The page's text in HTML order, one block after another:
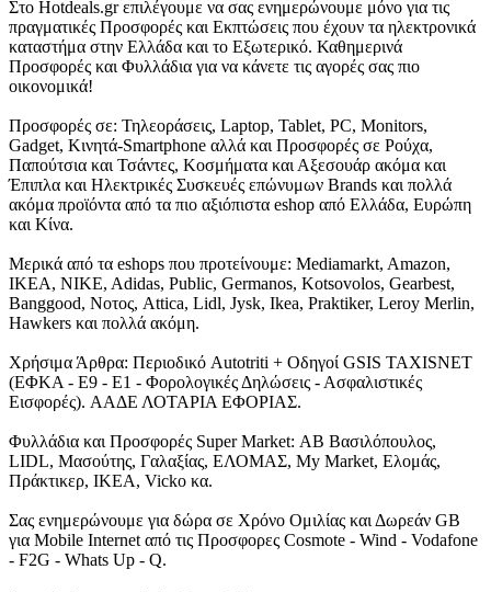
Στο Hotdeals.gr επιλέγουμε να σας ενημερώνουμε μόνο για τις
πραγματικές Προσφορές και Εκπτώσεις που έχουν τα ηλεκτρονικά
καταστήμα στην Ελλάδα και το Εξωτερικό. Καθημερινά
Προσφορές και Φυλλάδια για να κάνετε τις αγορές σας πιο
οικονομικά!
Προσφορές σε: Τηλεοράσεις, Laptop, Tablet, PC, Monitors,
Gadget, Κινητά-Smartphone αλλά και Προσφορές σε Ρούχα,
Παπούτσια και Τσάντες, Κοσμήματα και Αξεσουάρ ακόμα και
Έπιπλα και Ηλεκτρικές Συσκευές επώνυμων Brands και πολλά
ακόμα προϊόντα από τα πιο αξιόπιστα eshop από Ελλάδα, Ευρώπη
και Κίνα.
Μερικά από τα eshops που προτείνουμε: Mediamarkt, Amazon,
IKEA, NIKE, Adidas, Public, Germanos, Kotsovolos, Gearbest,
Banggood, Νοτος, Attica, Lidl, Jysk, Ikea, Praktiker, Leroy Merlin,
Hawkers και πολλά ακόμη.
Χρήσιμα Άρθρα: Περιοδικό Autotriti + Οδηγοί GSIS TAXISNET
(ΕΦΚΑ - Ε9 - Ε1 - Φορολογικές Δηλώσεις - Ασφαλιστικές
Εισφορές). ΑΑΔΕ ΛΟΤΑΡΙΑ ΕΦΟΡΙΑΣ.
Φυλλάδια και Προσφορές Super Market: ΑΒ Βασιλόπουλος,
LIDL, Μασούτης, Γαλαξίας, ΕΛΟΜΑΣ, My Market, Ελομάς,
Πράκτικερ, ΙΚΕΑ, Vicko κα.
Σας ενημερώνουμε για δώρα σε Χρόνο Ομιλίας και Δωρεάν GB
για Mobile Internet από τις Προσφορες Cosmote - Wind - Vodafone
- F2G - Whats Up - Q.